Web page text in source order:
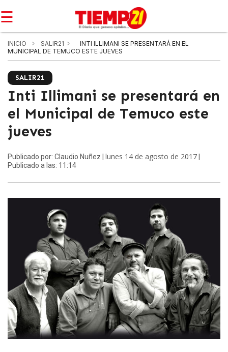
☰
INICIO SALIR21
INTI ILLIMANI SE PRESENTARÁ EN EL
MUNICIPAL DE TEMUCO ESTE JUEVES
SALIR21
Inti Illimani se presentará en
el Municipal de Temuco este
jueves
Publicado por: Claudio Nuñez | lunes 14 de agosto de 2017
Publicado a las: 11:14